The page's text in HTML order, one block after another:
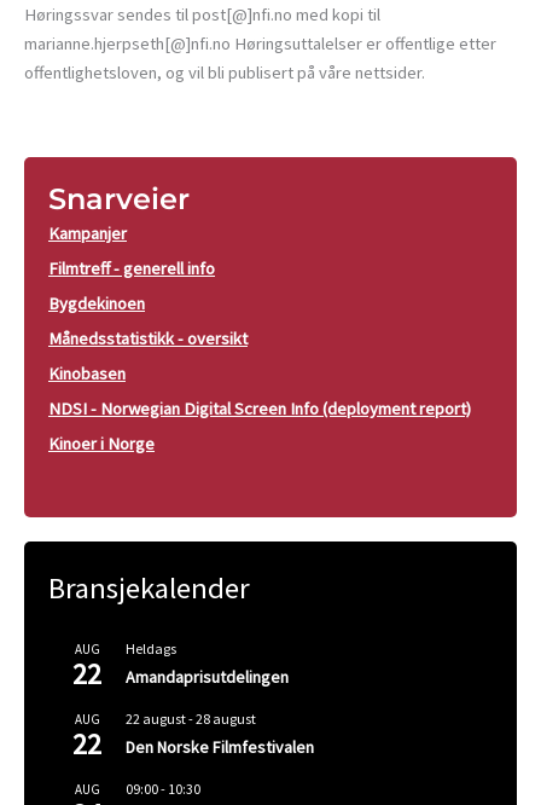
Høringssvar sendes til post[@]nfi.no med kopi til
marianne.hjerpseth[@]nfi.no Høringsuttalelser er offentlige etter
offentlighetsloven, og vil bli publisert på våre nettsider.
Snarveier
Kampanjer
Filmtreff - generell info
Bygdekinoen
Månedsstatistikk - oversikt
Kinobasen
NDSI - Norwegian Digital Screen Info (deployment report)
Kinoer i Norge
Bransjekalender
AUG
22
Heldags
Amandaprisutdelingen
AUG
22
22 august-28 august
Den Norske Filmfestivalen
AUG 09:00- 10:30